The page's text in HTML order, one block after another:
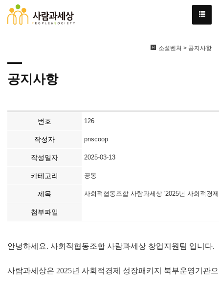
소셜벤처 > 공지사항
공지사항
번호 126
작성자 pnscoop
작성일자 2025-03-13
카테고리 공통
제목 사회적협동조합 사람과세상 '2025년 사회적경
첨부파일
안녕하세요. 사회적협동조합 사람과세상 창업지원팀 입니다.
사람과세상은 2025년 사회적경제 성장패키지 북부운영기관